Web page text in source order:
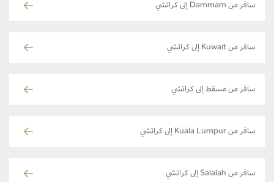
سافر من Dammam إلى كراتشي
سافر من Kuwait إلى كراتشي
سافر من مسقط إلى كراتشي
سافر من Kuala Lumpur إلى كراتشي
سافر من Salalah إلى كراتشي